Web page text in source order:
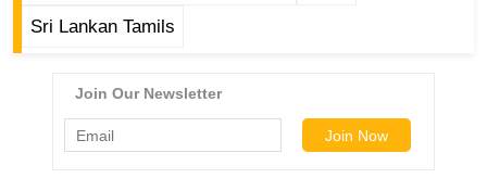
Sri Lankan Tamils